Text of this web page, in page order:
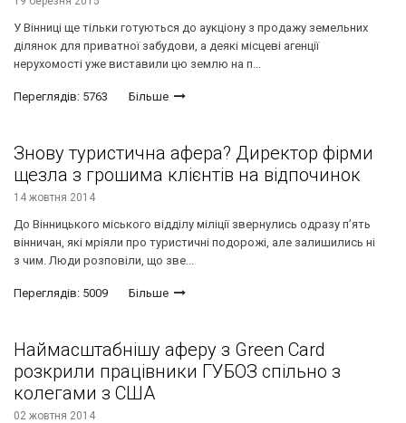
У Вінниці ще тільки готуються до аукціону з продажу земельних
ділянок для приватної забудови, а деякі місцеві агенції
нерухомості уже виставили цю землю на п...
Переглядів: 5763 Більше
Знову туристична афера? Директор фірми
щезла з грошима клієнтів на відпочинок
14 жовтня 2014
До Вінницького міського відділу міліції звернулись одразу п’ять
вінничан, які мріяли про туристичні подорожі, але залишились ні
з чим. Люди розповіли, що зве...
Переглядів: 5009 Більше
Наймасштабнішу аферу з Green Card
розкрили працівники ГУБОЗ спільно з
колегами з США
02 жовтня 2014